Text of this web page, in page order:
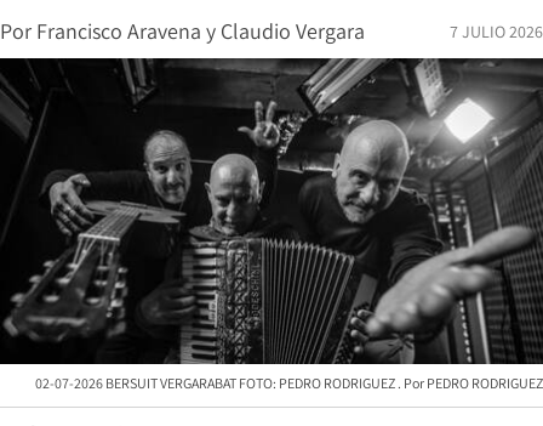
Por Francisco Aravena y Claudio Vergara 7 JULIO 2026
02-07-2026 BERSUIT VERGARABAT FOTO: PEDRO RODRIGUEZ PEDRO RODRIGUEZ